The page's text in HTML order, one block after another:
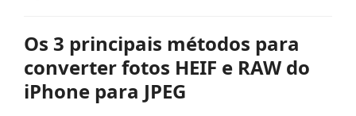
Os 3 principais métodos para
converter fotos HEIF e RAW do
iPhone para JPEG